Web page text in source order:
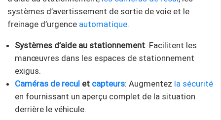
systèmes d’avertissement de sortie de voie et le
freinage d’urgence automatique.
Systèmes d’aide au stationnement: Facilitent les
manœuvres dans les espaces de stationnement
exigus.
Caméras de recul et capteurs: Augmentez la sécurité
en fournissant un aperçu complet de la situation
derrière le véhicule.